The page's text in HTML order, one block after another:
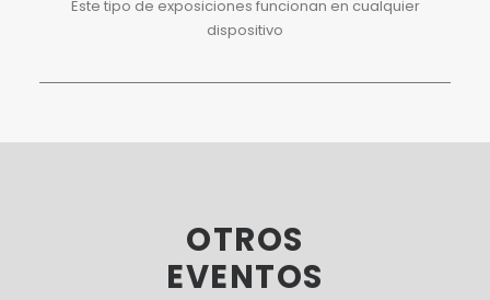
Este tipo de exposiciones funcionan en cualquier
dispositivo
OTROS
EVENTOS